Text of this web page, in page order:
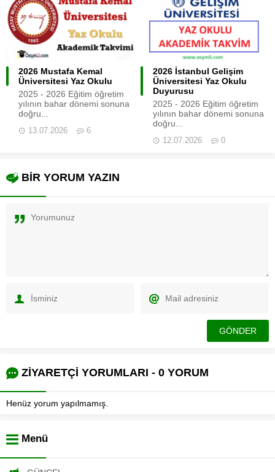
2026 Mustafa Kemal
Üniversitesi Yaz Okulu
2025 - 2026 Eğitim öğretim
yılının bahar dönemi sonuna
doğru...
13.07.2026 6
2026 İstanbul Gelişim
Üniversitesi Yaz Okulu
Duyurusu
2025 - 2026 Eğitim öğretim
yılının bahar dönemi sonuna
doğru...
12.07.2026 0
BİR YORUM YAZIN
ZİYARETÇİ YORUMLARI - 0 YORUM
Henüz yorum yapılmamış.
Menü